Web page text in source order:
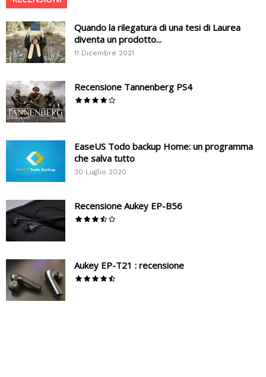
Quando la rilegatura di una tesi di Laurea
diventa un prodotto...
11 Dicembre 2021
Recensione Tannenberg PS4
EaseUS Todo backup Home: un programma
che salva tutto
30 Luglio 2020
Recensione Aukey EP-B56
Aukey EP-T21 : recensione